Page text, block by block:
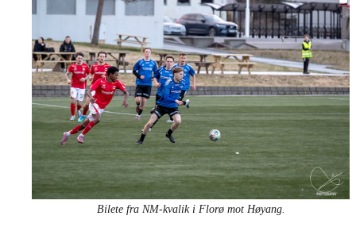
Bilete fra NM-kvalik i Florø mot Høyang.